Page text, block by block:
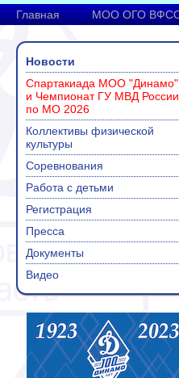
Главная МОО ОГО ВФСО
Новости
Спартакиада МОО "Динамо"
и Чемпионат ГУ МВД России
по МО 2026
Коллективы физической
культуры
Соревнования
Работа с детьми
Регистрация
Пресса
Документы
Видео